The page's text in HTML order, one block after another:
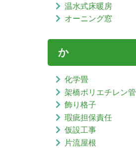
温水式床暖房
オーニング窓
か
化学畳
架橋ポリエチレン管
飾り格子
瑕疵担保責任
仮設工事
片流屋根